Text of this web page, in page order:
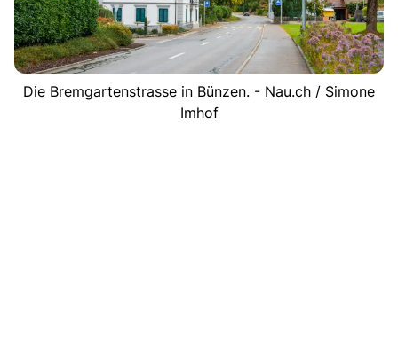
Die Bremgartenstrasse in Bünzen. - Nau.ch / Simone
Imhof